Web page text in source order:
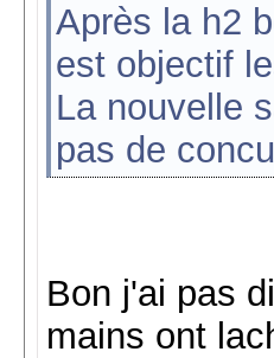
Après la h2
est objectif
La nouvelle
pas de
Bon j'ai pas
mains ont